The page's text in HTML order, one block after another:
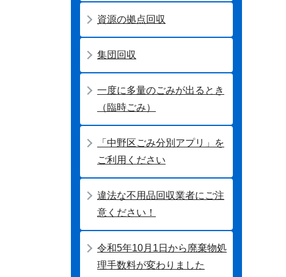
資源の拠点回収
集団回収
一度に多量のごみが出るとき
（臨時ごみ）
「中野区ごみ分別アプリ」を
ご利用ください
違法な不用品回収業者にご注
意ください！
令和5年10月1日から廃棄物処
理手数料が変わりました